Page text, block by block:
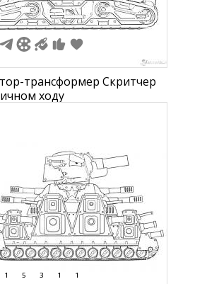
трансформер Скритчер
ходу
1 5 3 1 1